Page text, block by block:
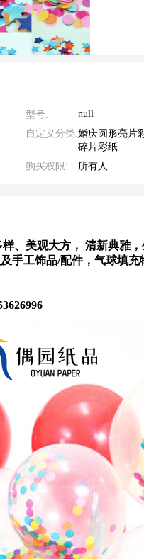
型号:
null
自定义分类:婚庆圆形亮片
碎片彩纸
购买权限:
所有人
、美观大方， 清新典雅
手工饰品/配件，气球填